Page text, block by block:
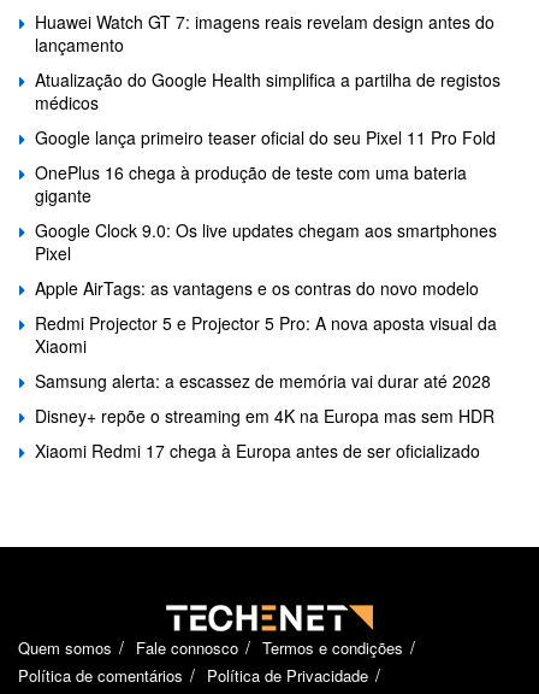
Huawei Watch GT 7: imagens reais revelam design antes do
lançamento
Atualização do Google Health simplifica a partilha de registos
médicos
Google lança primeiro teaser oficial do seu Pixel 11 Pro Fold
OnePlus 16 chega à produção de teste com uma bateria
gigante
Google Clock 9.0: Os live updates chegam aos smartphones
Pixel
Apple AirTags: as vantagens e os contras do novo modelo
Redmi Projector 5 e Projector 5 Pro: A nova aposta visual da
Xiaomi
Samsung alerta: a escassez de memória vai durar até 2028
Disney+ repõe o streaming em 4K na Europa mas sem HDR
Xiaomi Redmi 17 chega à Europa antes de ser oficializado
Quem somos Fale connosco
Termos e condições
Política de comentários
Política de Privacidade